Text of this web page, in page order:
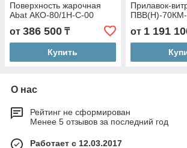
Поверхность жарочная
Abat АКО-80/1Н-С-00
от 386 500 ₸
Купить
Прилавок-
ПВВ(Н)-
от 1 191
О нас
Рейтинг не сформирован
Менее 5 отзывов за последний год
Работает с 12.03.2017